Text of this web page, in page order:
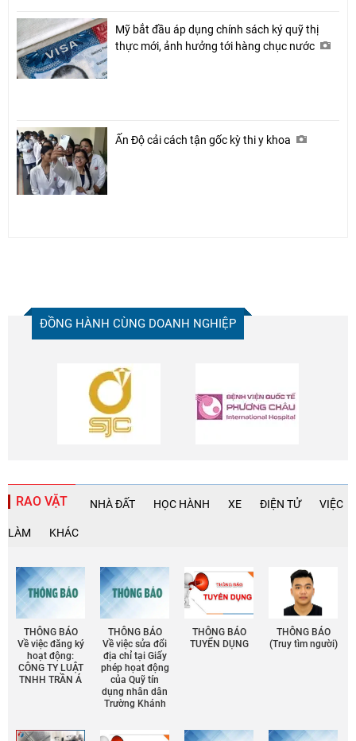
Mỹ bắt đầu áp dụng chính sách ký quỹ thị
thực mới, ảnh hưởng tới hàng chục nước
Ấn Độ cải cách tận gốc kỳ thi y khoa
ĐỒNG HÀNH CÙNG DOANH NGHIỆP
RAO VẶT NHÀ ĐẤT HỌC HÀNH XE ĐIỆN TỬ VIỆC
LÀM KHÁC
THÔNG BÁO
Về việc đăng ký
hoạt động:
CÔNG TY LUẬT
TNHH TRẦN Á
THÔNG BÁO
Về việc sửa đổi
địa chỉ tại Giấy
phép họat động
của Quỹ tín
dụng nhân dân
Trường Khánh
THÔNG BÁO
TUYỂN DỤNG
THÔNG BÁO
(Truy tìm người)